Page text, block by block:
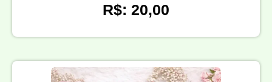
R$: 20,00